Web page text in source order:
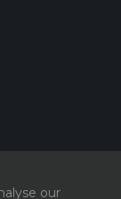
our